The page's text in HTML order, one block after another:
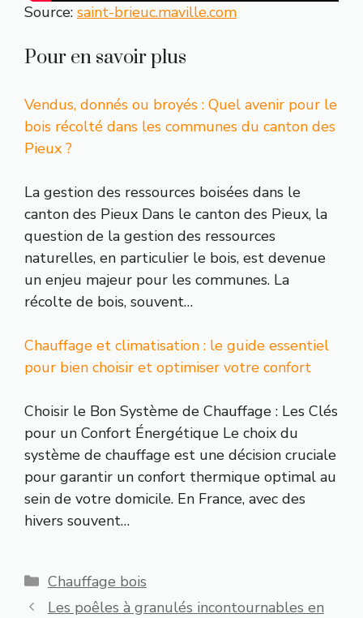
Source: saint-brieuc.maville.com
Pour en savoir plus
Vendus, donnés ou broyés : Quel avenir pour le
bois récolté dans les communes du canton des
Pieux ?
La gestion des ressources boisées dans le
canton des Pieux Dans le canton des Pieux, la
question de la gestion des ressources
naturelles, en particulier le bois, est devenue
un enjeu majeur pour les communes. La
récolte de bois, souvent…
Chauffage et climatisation : le guide essentiel
pour bien choisir et optimiser votre confort
Choisir le Bon Système de Chauffage : Les Clés
pour un Confort Énergétique Le choix du
système de chauffage est une décision cruciale
pour garantir un confort thermique optimal au
sein de votre domicile. En France, avec des
hivers souvent…
Catégories
Chauffage bois
Les poêles à granulés incontournables en